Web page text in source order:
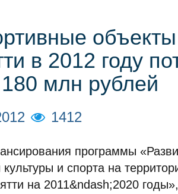
в 2012 году
млн рублей
1412
программы
и спорта на
на 2011&ndash;2020 годы»,